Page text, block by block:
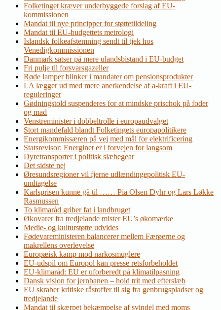
Folketinget kræver underbyggede forslag af EU-
kommissionen
Mandat til nye principper for støttetildeling
Mandat til EU-budgettets metrologi
Islandsk folkeafstemning sendt til tjek hos
Venedigkommissionen
Danmark satser på mere ulandsbistand i EU-budget
Fri pulje til forsvarsgazeller
Røde lamper blinker i mandater om pensionsprodukter
LA lægger ud med mere anerkendelse af a-kraft i EU-
reguleringer
Gødningstold suspenderes for at mindske prischok på foder
og mad
Venstreminister i dobbeltrolle i europaudvalget
Stort mandefald blandt Folketingets europapolitikere
Energikommissæren på vej med mål for elektrificering
Statsrevisor: Energinet er i forvejen for langsom
Dyretransporter i politisk slæbegear
Det sidste nej
Øresundsregioner vil fjerne udlændingepolitisk EU-
undtagelse
Karlsprisen kunne gå til …… Pia Olsen Dyhr og Lars Løkke
Rasmussen
To klimaråd griber fat i landbruget
Økovarer fra tredjelande mister EU’s økomærke
Medie- og kulturstøtte udvides
Fødevareministeren balancerer mellem Færøerne og
makrellens overlevelse
Europæisk kamp mod narkosmuglere
EU-udspil om Europol kan presse retsforbeholdet
EU-klimaråd: EU er uforberedt på klimatilpasning
Dansk vision for jernbanen – hold trit med efterslæb
EU skraber kritiske råstoffer til sig fra genbrugspladser og
tredjelande
Mandat til skærpet bekæmpelse af svindel med moms